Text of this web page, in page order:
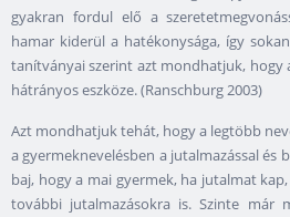
gyakran fordul elő a
hamar kiderül a hatékonysága, így
tanítványai szerint azt mondhatjuk, hogy
hátrányos eszköze. (Ranschburg 2003)
Azt mondhatjuk tehát, hogy a legtöbb
a gyermeknevelésben a jutalmazással és
baj, hogy a mai gyermek, ha jutalmat
további jutalmazásokra is. Szinte már